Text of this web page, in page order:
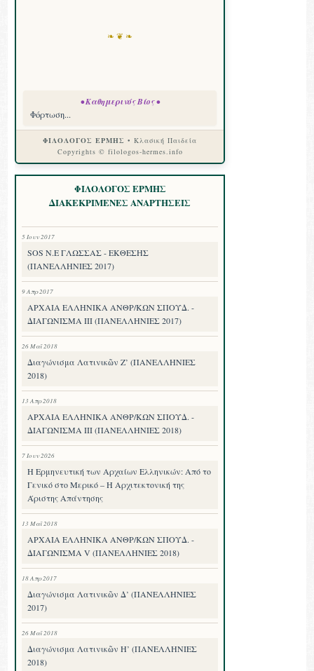
❧ ❦ ❧
• Καθημερινός Βίος •
Φόρτωση...
ΦΙΛΟΛΟΓΟΣ ΕΡΜΗΣ • Κλασική Παιδεία
Copyrights © filologos-hermes.info
ΦΙΛΟΛΟΓΟΣ ΕΡΜΗΣ
ΔΙΑΚΕΚΡΙΜΕΝΕΣ ΑΝΑΡΤΗΣΕΙΣ
5 Ιουν 2017
SOS Ν.Ε ΓΛΩΣΣΑΣ - ΕΚΘΕΣΗΣ
(ΠΑΝΕΛΛΗΝΙΕΣ 2017)
9 Απρ 2017
ΑΡΧΑΙΑ ΕΛΛΗΝΙΚΑ ΑΝΘΡ/ΚΩΝ ΣΠΟΥΔ. -
ΔΙΑΓΩΝΙΣΜΑ III (ΠΑΝΕΛΛΗΝΙΕΣ 2017)
26 Μαΐ 2018
Διαγώνισμα Λατινικῶν Ζ’ (ΠΑΝΕΛΛΗΝΙΕΣ
2018)
13 Απρ 2018
ΑΡΧΑΙΑ ΕΛΛΗΝΙΚΑ ΑΝΘΡ/ΚΩΝ ΣΠΟΥΔ. -
ΔΙΑΓΩΝΙΣΜΑ III (ΠΑΝΕΛΛΗΝΙΕΣ 2018)
7 Ιουν 2026
Η Ερμηνευτική των Αρχαίων Ελληνικών: Από το
Γενικό στο Μερικό – Η Αρχιτεκτονική της
Άριστης Απάντησης
13 Μαΐ 2018
ΑΡΧΑΙΑ ΕΛΛΗΝΙΚΑ ΑΝΘΡ/ΚΩΝ ΣΠΟΥΔ. -
ΔΙΑΓΩΝΙΣΜΑ V (ΠΑΝΕΛΛΗΝΙΕΣ 2018)
18 Απρ 2017
Διαγώνισμα Λατινικῶν Δ’ (ΠΑΝΕΛΛΗΝΙΕΣ
2017)
26 Μαΐ 2018
Διαγώνισμα Λατινικῶν Η’ (ΠΑΝΕΛΛΗΝΙΕΣ
2018)